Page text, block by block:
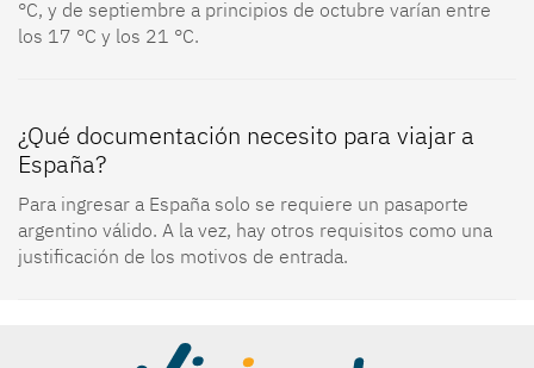
°C, y de septiembre a principios de octubre varían entre
los 17 °C y los 21 °C.
¿Qué documentación necesito para viajar a
España?
Para ingresar a España solo se requiere un pasaporte
argentino válido. A la vez, hay otros requisitos como una
justificación de los motivos de entrada.